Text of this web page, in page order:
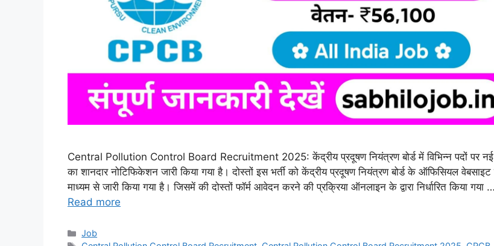
Central Pollution Control Board Recruitment 2025: केंद्रीय प्रदूषण नियंत्रण बोर्ड में विभिन्न पदों पर नई
का शानदार नोटिफिकेशन जारी किया गया है। दोस्तों इस भर्ती को केंद्रीय प्रदूषण नियंत्रण बोर्ड के ऑफिसियल
माध्यम से जारी किया गया है। जिसमें की दोस्तों फॉर्म आवेदन करने की प्रक्रिया ऑनलाइन के द्वारा निर्धारित किया गया …
Read more
Categories
Job